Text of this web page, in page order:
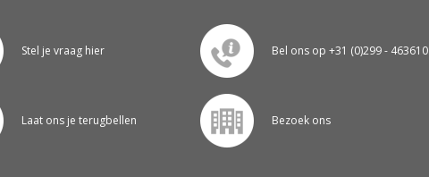
Stel je vraag hier Bel ons op +31 (0)299 - 463610
Laat ons je terugbellen Bezoek ons